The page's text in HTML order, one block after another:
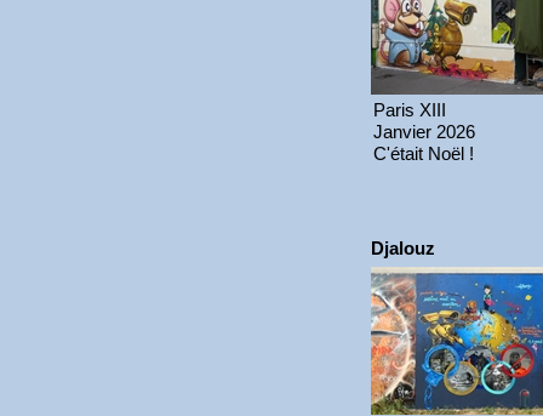
Paris XIII
Janvier 2026
C'était Noël !
Djalouz